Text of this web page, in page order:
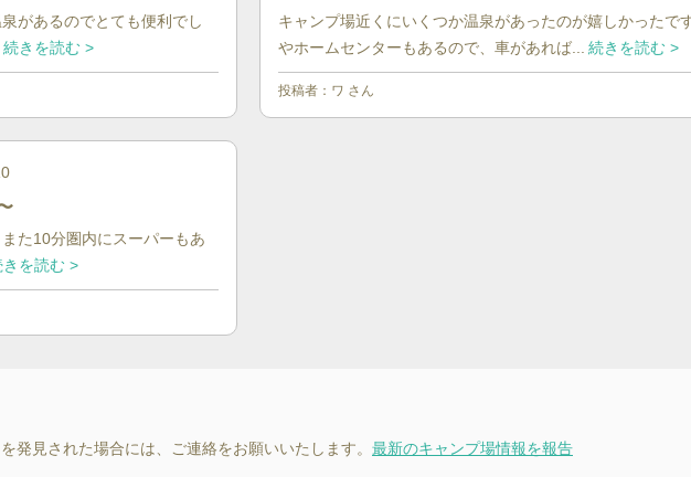
があるのでとても便利でし
続きを読む >
キャンプ場近くにいくつか温泉があったのが嬉しかったで
やホームセンターもあるので、車があれば...
続きを読む >
投稿者： ワ さん
た10分圏内にスーパーもあ
きを読む >
発見された場合には、ご連絡をお願いいたします。 最新のキャンプ場情報を報告